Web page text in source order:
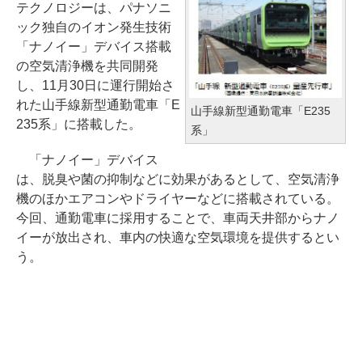
山手線新型通勤電車「E235
系」
テクノロジーは、パナソニ
ック独自のイオン発生技術
「ナノイー」デバイス搭載
の空気清浄機を共同開発
し、11月30日に運行開始さ
れた山手線新型通勤電車「E
235系」に搭載した。
「ナノイー」デバイス
は、脱臭や菌の抑制などに効果があるとして、空気清浄
機のほかエアコンやドライヤーなどに搭載されている。
今回、通勤電車に採用することで、車両天井部からナノ
イーが放出され、車内の快適な空気環境を提供するとい
う。